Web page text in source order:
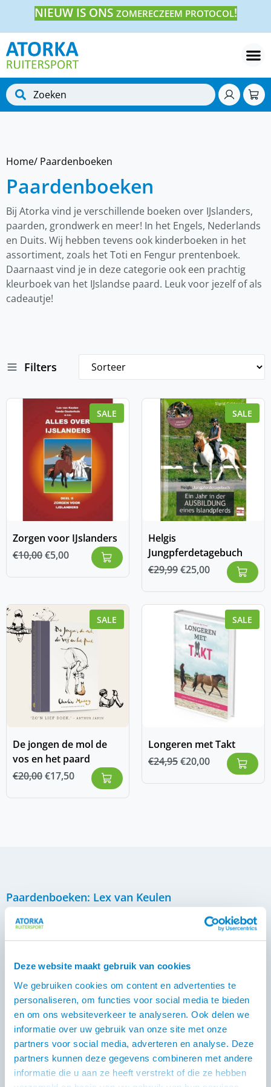
Deze website maakt gebruik van cookies
We gebruiken cookies om content en advertenties te
personaliseren, om functies voor social media te bieden
en om ons websiteverkeer te analyseren. Ook delen we
informatie over uw gebruik van onze site met onze
partners voor social media, adverteren en analyse. Deze
partners kunnen deze gegevens combineren met andere
informatie die u aan ze heeft verstrekt of die ze hebben
NIEUW IS ONS ZOMERECZEEM PROTOCOL!
Home/ Paardenboeken
Paardenboeken
Bij Atorka vind je verschillende boeken over IJslanders,
paarden, grondwerk en meer! In het Engels, Nederlands
en Duits. Wij hebben tevens ook kinderboeken in het
assortiment, zoals het Toti en Fengur prentenboek.
Daarnaast vind je in deze categorie ook een prachtig
kleurboek van het IJslandse paard. Leuk voor jezelf of als
cadeautje!
Filters
SALE
Zorgen voor IJslanders
€10,00€5,00
SALE
Helgis
Jungpferdetagebuch
€29,99€25,00
SALE
De jongen de mol de
vos en het paard
€20,00€17,50
SALE
Longeren met Takt
€24,95€20,00
Paardenboeken: Lex van Keulen
Lex schreef een aantal boeken over IJslandse paarden.
De eerste is het Trippelboek, een geweldig boek vol
boekenset 'Alles over IJslanders' is totaal anders. Is de
vraag begint het nieuwe boek 'Alles over IJslanders'. Lex
van Keulen schreef met behulp van vele specialisten
waaronder Vanda Oosterhuis maar liefst twee delen vol
op zoek naar het antwoord. We werken aan een online
versie.. wordt vervolgd.
Paardenboeken: Gillian Higgins